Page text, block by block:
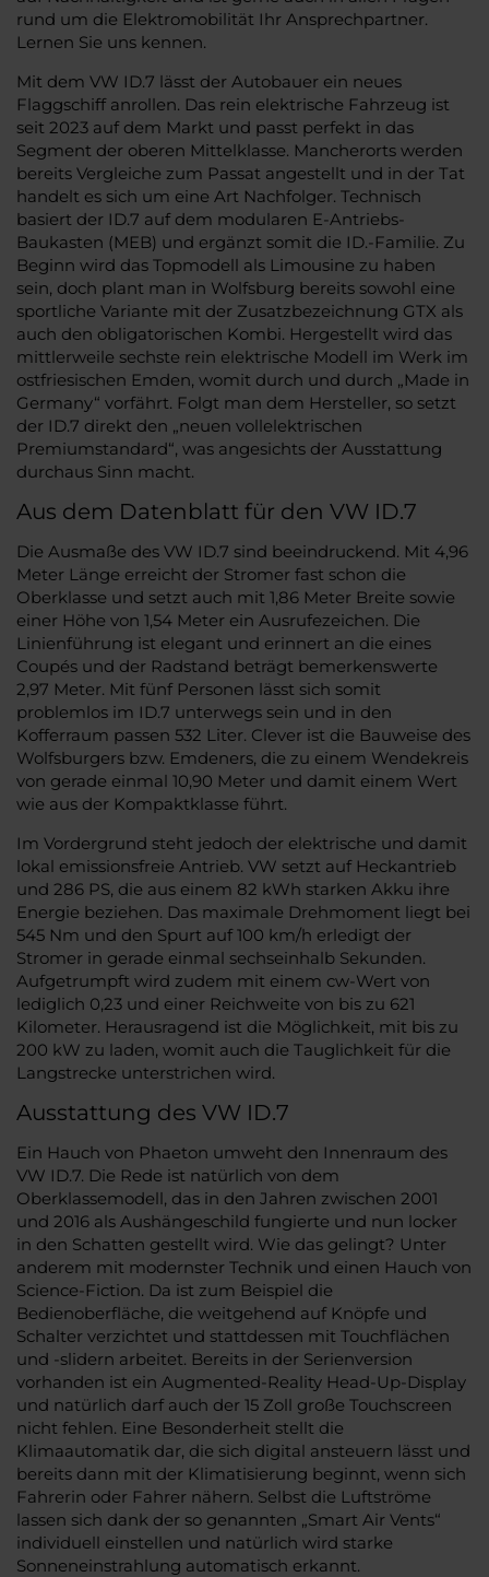
rund um die Elektromobilität Ihr Ansprechpartner.
Lernen Sie uns kennen.
Mit dem VW ID.7 lässt der Autobauer ein neues
Flaggschiff anrollen. Das rein elektrische Fahrzeug ist
seit 2023 auf dem Markt und passt perfekt in das
Segment der oberen Mittelklasse. Mancherorts werden
bereits Vergleiche zum Passat angestellt und in der Tat
handelt es sich um eine Art Nachfolger. Technisch
basiert der ID.7 auf dem modularen E-Antriebs-
Baukasten (MEB) und ergänzt somit die ID.-Familie. Zu
Beginn wird das Topmodell als Limousine zu haben
sein, doch plant man in Wolfsburg bereits sowohl eine
sportliche Variante mit der Zusatzbezeichnung GTX als
auch den obligatorischen Kombi. Hergestellt wird das
mittlerweile sechste rein elektrische Modell im Werk im
ostfriesischen Emden, womit durch und durch „Made in
Germany“ vorfährt. Folgt man dem Hersteller, so setzt
der ID.7 direkt den „neuen vollelektrischen
Premiumstandard“, was angesichts der Ausstattung
durchaus Sinn macht.
Aus dem Datenblatt für den VW ID.7
Die Ausmaße des VW ID.7 sind beeindruckend. Mit 4,96
Meter Länge erreicht der Stromer fast schon die
Oberklasse und setzt auch mit 1,86 Meter Breite sowie
einer Höhe von 1,54 Meter ein Ausrufezeichen. Die
Linienführung ist elegant und erinnert an die eines
Coupés und der Radstand beträgt bemerkenswerte
2,97 Meter. Mit fünf Personen lässt sich somit
problemlos im ID.7 unterwegs sein und in den
Kofferraum passen 532 Liter. Clever ist die Bauweise des
Wolfsburgers bzw. Emdeners, die zu einem Wendekreis
von gerade einmal 10,90 Meter und damit einem Wert
wie aus der Kompaktklasse führt.
Im Vordergrund steht jedoch der elektrische und damit
lokal emissionsfreie Antrieb. VW setzt auf Heckantrieb
und 286 PS, die aus einem 82 kWh starken Akku ihre
Energie beziehen. Das maximale Drehmoment liegt bei
545 Nm und den Spurt auf 100 km/h erledigt der
Stromer in gerade einmal sechseinhalb Sekunden.
Aufgetrumpft wird zudem mit einem cw-Wert von
lediglich 0,23 und einer Reichweite von bis zu 621
Kilometer. Herausragend ist die Möglichkeit, mit bis zu
200 kW zu laden, womit auch die Tauglichkeit für die
Langstrecke unterstrichen wird.
Ausstattung des VW ID.7
Ein Hauch von Phaeton umweht den Innenraum des
VW ID.7. Die Rede ist natürlich von dem
Oberklassemodell, das in den Jahren zwischen 2001
und 2016 als Aushängeschild fungierte und nun locker
in den Schatten gestellt wird. Wie das gelingt? Unter
anderem mit modernster Technik und einen Hauch von
Science-Fiction. Da ist zum Beispiel die
Bedienoberfläche, die weitgehend auf Knöpfe und
Schalter verzichtet und stattdessen mit Touchflächen
und -slidern arbeitet. Bereits in der Serienversion
vorhanden ist ein Augmented-Reality Head-Up-Display
und natürlich darf auch der 15 Zoll große Touchscreen
nicht fehlen. Eine Besonderheit stellt die
Klimaautomatik dar, die sich digital ansteuern lässt und
bereits dann mit der Klimatisierung beginnt, wenn sich
Fahrerin oder Fahrer nähern. Selbst die Luftströme
lassen sich dank der so genannten „Smart Air Vents“
individuell einstellen und natürlich wird starke
Sonneneinstrahlung automatisch erkannt.